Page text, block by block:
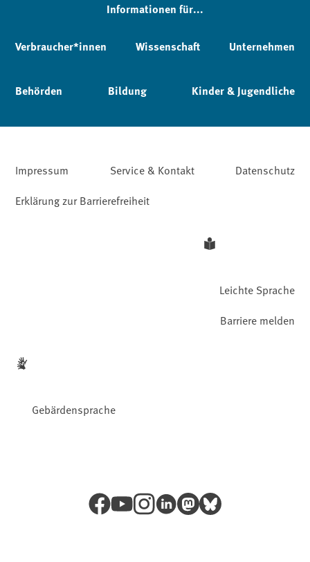
Informationen für...
Verbraucher*innen Wissenschaft Unternehmen
Behörden Bildung Kinder & Jugendliche
Impressum Service & Kontakt
Datenschutz
Erklärung zur Barrierefreiheit
Leichte Sprache
Gebärdensprache
Barriere melden